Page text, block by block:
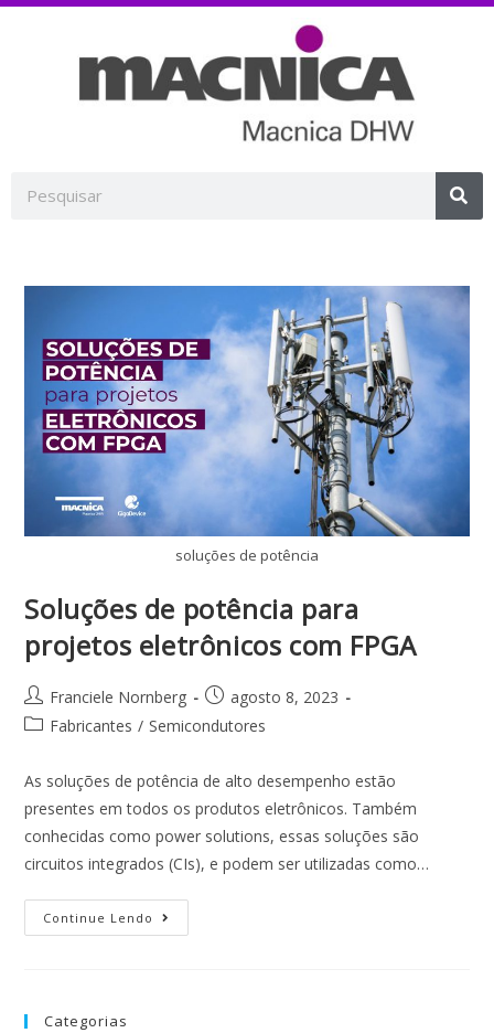
soluções de potência
Soluções de potência para
projetos eletrônicos com FPGA
Franciele Nornberg
agosto 8, 2023
Fabricantes / Semicondutores
As soluções de potência de alto desempenho estão
presentes em todos os produtos eletrônicos. Também
conhecidas como power solutions, essas soluções são
circuitos integrados (CIs), e podem ser utilizadas como…
Continue Lendo
Categorias